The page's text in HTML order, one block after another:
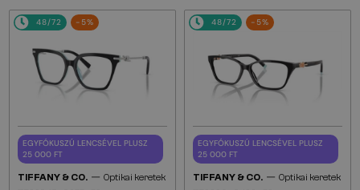
48/72 -5%
EGYFÓKUSZÚ LENCSÉVEL PLUSZ
25 000 FT
TIFFANY & CO. — Optikai keretek
48/72 -5%
EGYFÓKUSZÚ LENCSÉVEL PLUSZ
25 000 FT
TIFFANY & CO. — Optikai keretek